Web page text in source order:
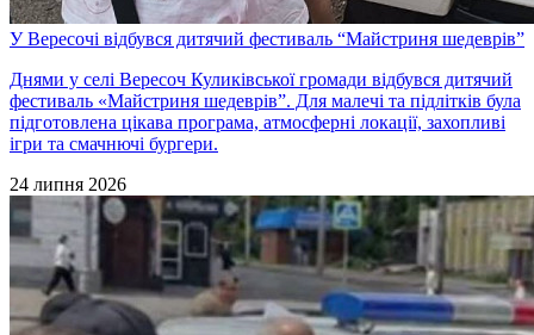
У Вересочі відбувся дитячий фестиваль “Майстриня шедеврів”
Днями у селі Вересоч Куликівської громади відбувся дитячий
фестиваль «Майстриня шедеврів”. Для малечі та підлітків була
підготовлена цікава програма, атмосферні локації, захопливі
ігри та смачнючі бургери.
24 липня 2026